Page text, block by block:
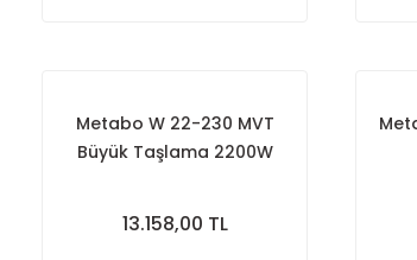
Metabo W 22-230 MVT
Büyük Taşlama 2200W
13.158,00 TL